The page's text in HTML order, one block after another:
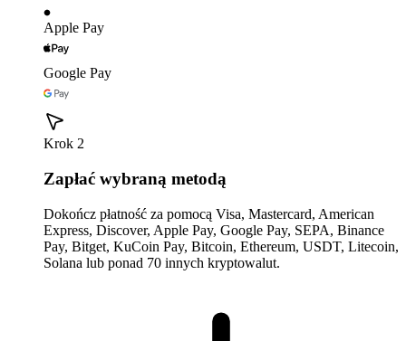
Apple Pay
Google Pay
Krok 2
Zapłać wybraną metodą
Dokończ płatność za pomocą Visa, Mastercard, American
Express, Discover, Apple Pay, Google Pay, SEPA, Binance
Pay, Bitget, KuCoin Pay, Bitcoin, Ethereum, USDT, Litecoin,
Solana lub ponad 70 innych kryptowalut.